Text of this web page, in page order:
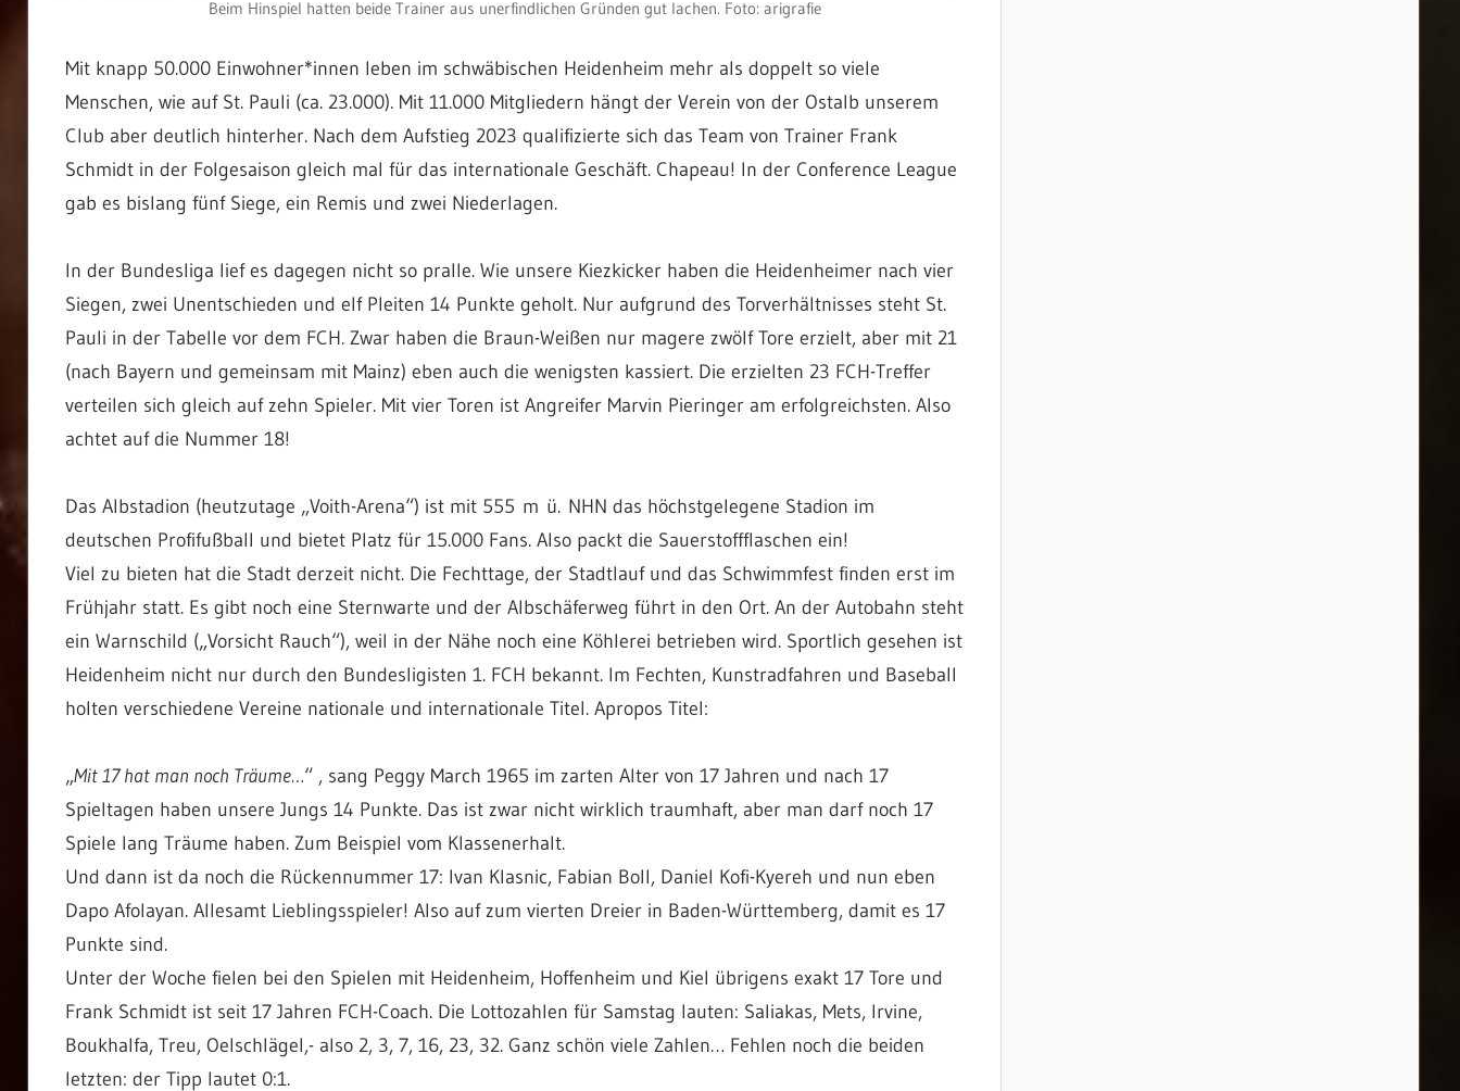
Beim Hinspiel hatten beide Trainer aus unerfindlichen Gründen gut lachen. Foto: arigrafie
Mit knapp 50.000 Einwohner*innen leben im schwäbischen Heidenheim mehr als doppelt so viele
Menschen, wie auf St. Pauli (ca. 23.000). Mit 11.000 Mitgliedern hängt der Verein von der Ostalb unserem
Club aber deutlich hinterher. Nach dem Aufstieg 2023 qualifizierte sich das Team von Trainer Frank
Schmidt in der Folgesaison gleich mal für das internationale Geschäft. Chapeau! In der Conference League
gab es bislang fünf Siege, ein Remis und zwei Niederlagen.
In der Bundesliga lief es dagegen nicht so pralle. Wie unsere Kiezkicker haben die Heidenheimer nach vier
Siegen, zwei Unentschieden und elf Pleiten 14 Punkte geholt. Nur aufgrund des Torverhältnisses steht St.
Pauli in der Tabelle vor dem FCH. Zwar haben die Braun-Weißen nur magere zwölf Tore erzielt, aber mit 21
(nach Bayern und gemeinsam mit Mainz) eben auch die wenigsten kassiert. Die erzielten 23 FCH-Treffer
verteilen sich gleich auf zehn Spieler. Mit vier Toren ist Angreifer Marvin Pieringer am erfolgreichsten. Also
achtet auf die Nummer 18!
Das Albstadion (heutzutage „Voith-Arena“) ist mit 555 m ü. NHN das höchstgelegene Stadion im
deutschen Profifußball und bietet Platz für 15.000 Fans. Also packt die Sauerstoffflaschen ein!
Viel zu bieten hat die Stadt derzeit nicht. Die Fechttage, der Stadtlauf und das Schwimmfest finden erst im
Frühjahr statt. Es gibt noch eine Sternwarte und der Albschäferweg führt in den Ort. An der Autobahn steht
ein Warnschild („Vorsicht Rauch“), weil in der Nähe noch eine Köhlerei betrieben wird. Sportlich gesehen ist
Heidenheim nicht nur durch den Bundesligisten 1. FCH bekannt. Im Fechten, Kunstradfahren und Baseball
holten verschiedene Vereine nationale und internationale Titel. Apropos Titel:
„Mit 17 hat man noch Träume…“ , sang Peggy March 1965 im zarten Alter von 17 Jahren und nach 17
Spieltagen haben unsere Jungs 14 Punkte. Das ist zwar nicht wirklich traumhaft, aber man darf noch 17
Spiele lang Träume haben. Zum Beispiel vom Klassenerhalt.
Und dann ist da noch die Rückennummer 17: Ivan Klasnic, Fabian Boll, Daniel Kofi-Kyereh und nun eben
Dapo Afolayan. Allesamt Lieblingsspieler! Also auf zum vierten Dreier in Baden-Württemberg, damit es 17
Punkte sind.
Unter der Woche fielen bei den Spielen mit Heidenheim, Hoffenheim und Kiel übrigens exakt 17 Tore und
Frank Schmidt ist seit 17 Jahren FCH-Coach. Die Lottozahlen für Samstag lauten: Saliakas, Mets, Irvine,
Boukhalfa, Treu, Oelschlägel,- also 2, 3, 7, 16, 23, 32. Ganz schön viele Zahlen… Fehlen noch die beiden
letzten: der Tipp lautet 0:1.